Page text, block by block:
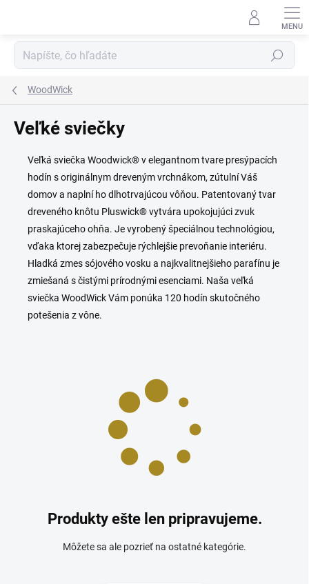
Hľadať
WoodWick
Veľké sviečky
Veľká sviečka Woodwick® v elegantnom tvare presýpacích
hodín s originálnym dreveným vrchnákom, zútulní Váš
domov a naplní ho dlhotrvajúcou vôňou. Patentovaný tvar
dreveného knôtu Pluswick® vytvára upokojujúci zvuk
praskajúceho ohňa. Je vyrobený špeciálnou technológiou,
vďaka ktorej zabezpečuje rýchlejšie prevoňanie interiéru.
Hladká zmes sójového vosku a najkvalitnejšieho parafínu je
zmiešaná s čistými prírodnými esenciami. Naša veľká
sviečka WoodWick Vám ponúka 120 hodín skutočného
potešenia z vône.
Produkty ešte len pripravujeme.
Môžete sa ale pozrieť na ostatné kategórie.